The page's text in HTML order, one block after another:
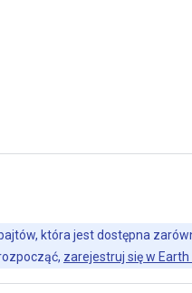
która jest dostępna
zarejestruj się w Earth